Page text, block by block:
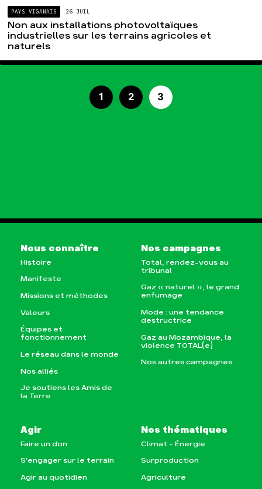
PAYS VIGANAIS 26 JUIL
Non aux installations photovoltaïques
industrielles sur les terrains agricoles et
naturels
1 2 3
Nous connaître
Histoire
Manifeste
Missions et méthodes
Valeurs
Équipes et
fonctionnement
Le réseau dans le monde
Nos alliés
Je soutiens les Amis de
la Terre
Nos campagnes
Total, rendez-vous au
tribunal
Gaz « naturel », le grand
enfumage
Mode : une tendance
destructrice
Gaz au Mozambique, la
violence TOTAL(e)
Nos autres campagnes
Agir
Faire un don
S'engager sur le terrain
Agir au quotidien
Nos thématiques
Climat – Énergie
Surproduction
Agriculture